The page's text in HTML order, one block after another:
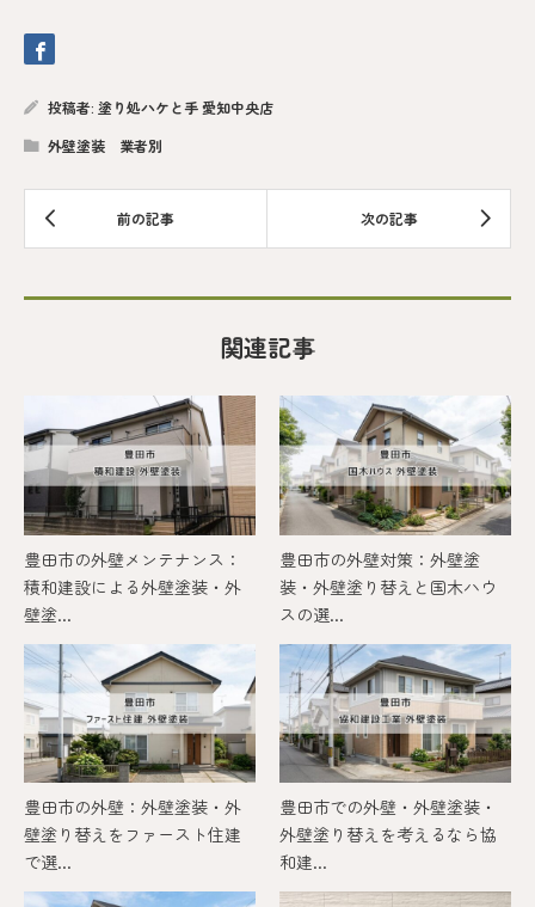
投稿者: 塗り処ハケと手 愛知中央店
外壁塗装 業者別
関連記事
豊田市の外壁メンテナンス：
積和建設による外壁塗装・外
壁塗...
豊田市の外壁対策：外壁塗
装・外壁塗り替えと国木ハウ
スの選...
豊田市の外壁：外壁塗装・外
壁塗り替えをファースト住建
で選...
豊田市での外壁・外壁塗装・
外壁塗り替えを考えるなら協
和建...